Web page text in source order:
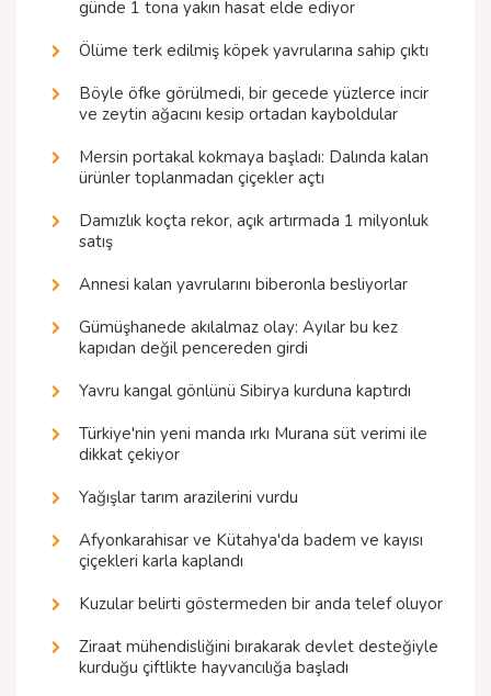
günde 1 tona yakın hasat elde ediyor
Ölüme terk edilmiş köpek yavrularına sahip çıktı
Böyle öfke görülmedi, bir gecede yüzlerce incir
ve zeytin ağacını kesip ortadan kayboldular
Mersin portakal kokmaya başladı: Dalında kalan
ürünler toplanmadan çiçekler açtı
Damızlık koçta rekor, açık artırmada 1 milyonluk
satış
Annesi kalan yavrularını biberonla besliyorlar
Gümüşhanede akılalmaz olay: Ayılar bu kez
kapıdan değil pencereden girdi
Yavru kangal gönlünü Sibirya kurduna kaptırdı
Türkiye'nin yeni manda ırkı Murana süt verimi ile
dikkat çekiyor
Yağışlar tarım arazilerini vurdu
Afyonkarahisar ve Kütahya'da badem ve kayısı
çiçekleri karla kaplandı
Kuzular belirti göstermeden bir anda telef oluyor
Ziraat mühendisliğini bırakarak devlet desteğiyle
kurduğu çiftlikte hayvancılığa başladı